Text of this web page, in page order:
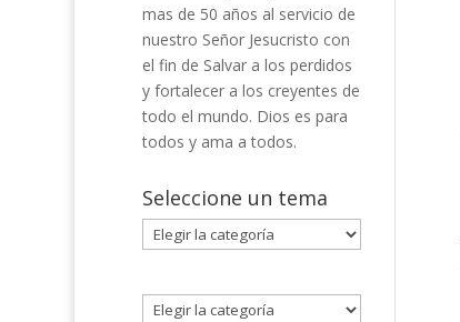
mas de 50 años al servicio de
nuestro Señor Jesucristo con
el fin de Salvar a los perdidos
y fortalecer a los creyentes de
todo el mundo. Dios es para
todos y ama a todos.
Seleccione un tema
Seleccione
un